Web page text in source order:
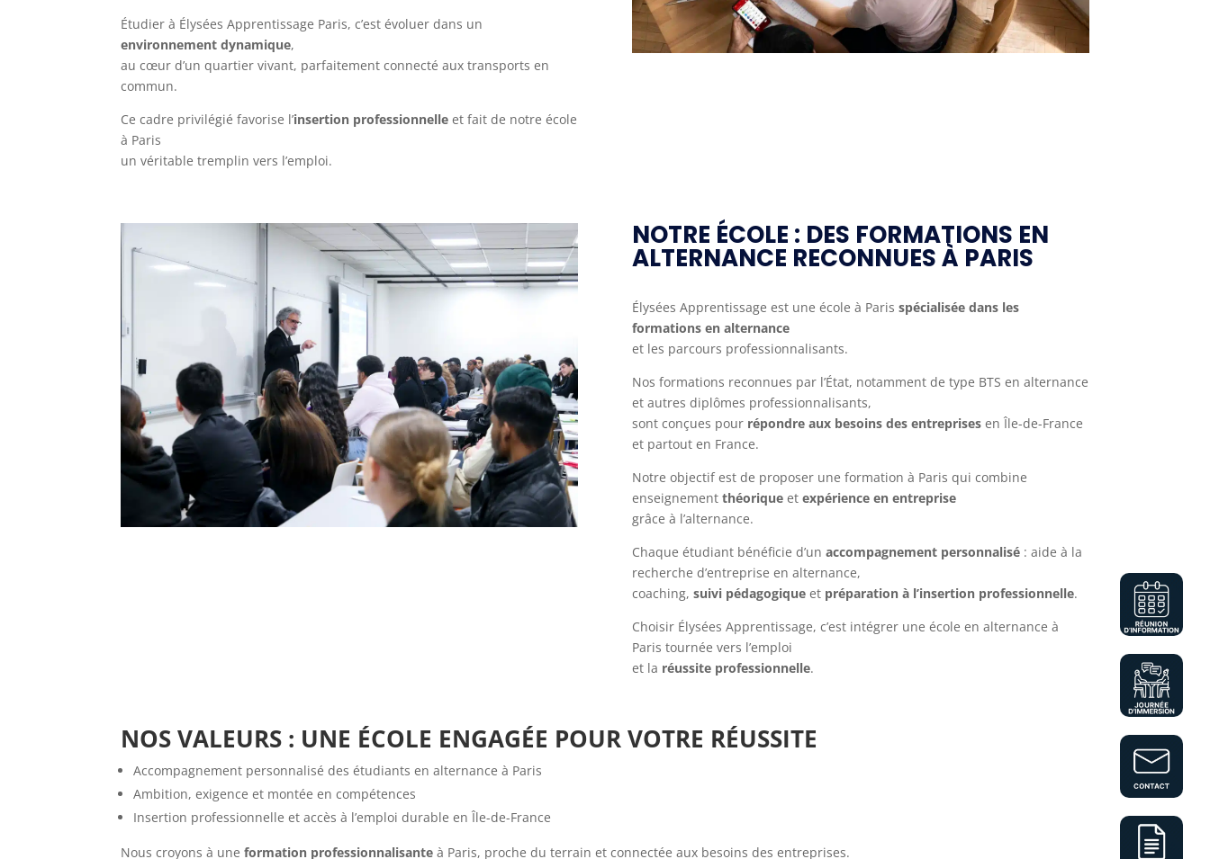
Étudier à Élysées Apprentissage Paris, c’est évoluer dans un
environnement dynamique,
au cœur d’un quartier vivant, parfaitement connecté aux transports en
commun.
Ce cadre privilégié favorise l’insertion professionnelle et fait de notre école
à Paris
un véritable tremplin vers l’emploi.
NOTRE ÉCOLE : DES FORMATIONS EN
ALTERNANCE RECONNUES À PARIS
Élysées Apprentissage est une école à Paris spécialisée dans les
formations en alternance
et les parcours professionnalisants.
Nos formations reconnues par l’État, notamment de type BTS en alternance
et autres diplômes professionnalisants,
sont conçues pour répondre aux besoins des entreprisesen Île-de-France
et partout en France.
Notre objectif est de proposer une formation à Paris qui combine
enseignement théoriqueet expérience en entreprise
grâce à l’alternance.
Chaque étudiant bénéficie d’un accompagnement personnalisé: aide à la
recherche d’entreprise en alternance,
coaching, suivi pédagogiqueet préparation à l’insertion professionnelle.
Choisir Élysées Apprentissage, c’est intégrer une école en alternance à
Paris tournée vers l’emploi
et la réussite professionnelle.
NOS VALEURS : UNE ÉCOLE ENGAGÉE POUR VOTRE RÉUSSITE
Accompagnement personnalisé des étudiants en alternance à Paris
Ambition, exigence et montée en compétences
Insertion professionnelle et accès à l’emploi durable en Île-de-France
Nous croyons à uneformation professionnalisante à Paris, proche du terrain et connectée aux besoins des entreprises.